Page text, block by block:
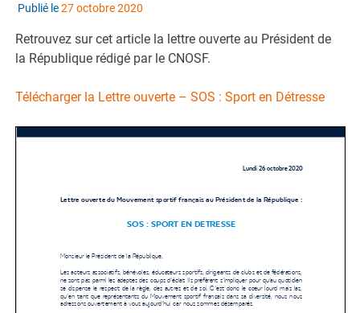
Publié le27 octobre 2020
Retrouvez sur cet article la lettre ouverte au Président de
la République rédigé par le CNOSF.
Télécharger la Lettre ouverte – SOS : Sport en Détresse